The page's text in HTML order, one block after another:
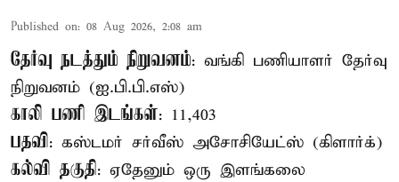
Published on: 08 Aug 2026, 2:08 am
தேர்வு நடத்தும் நிறுவனம்: வங்கி பணியாளர் தேர்வு
நிறுவனம் (ஐ.பி.பி.எஸ்)
காலி பணி இடங்கள்: 11,403
பதவி: கஸ்டமர் சர்வீஸ் அசோசியேட்ஸ் (கிளார்க்)
கல்வி தகுதி: ஏதேனும் ஒரு இளங்கலை